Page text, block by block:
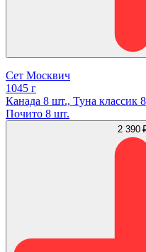
Сет Москвич
1045 г
Канада 8 шт., Туна классик
Почито 8 шт.
2 390